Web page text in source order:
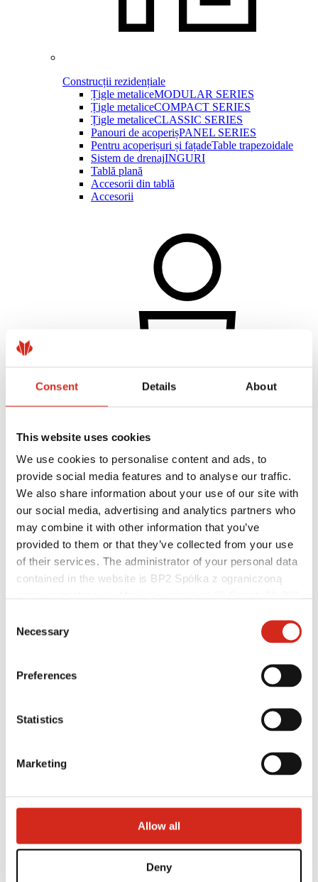
Consent Details About
This website uses cookies
We use cookies to personalise content and ads, to
provide social media features and to analyse our traffic.
We also share information about your use of our site with
our social media, advertising and analytics partners who
may combine it with other information that you’ve
provided to them or that they’ve collected from your use
of their services. The administrator of your personal data
contained in the website is BP2 Spółka z ograniczoną
121387608.
Selection
Necessary
Preferences
Statistics
Marketing
Allow all
Deny
Construcții rezidențiale
Țigle metaliceMODULAR SERIES
Țigle metaliceCOMPACT SERIES
Țigle metaliceCLASSIC SERIES
Panouri de acoperișPANEL SERIES
Pentru acoperișuri și fațadeTable trapezoidale
Sistem de drenajINGURI
Tablă plană
Accesorii din tablă
Accesorii
Realizări
Culori, vopsele și garanții
Înregistrarea garanției
Găsiți un distribuitor/contractor